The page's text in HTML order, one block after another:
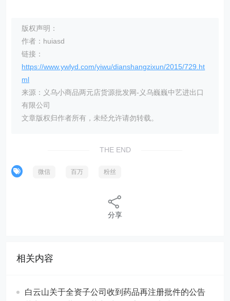
版权声明：
作者：huiasd
链接：
https://www.ywlyd.com/yiwu/dianshangzixun/2015/729.ht
ml
来源：义乌小商品两元店货源批发网-义乌巍巍中艺进出口
有限公司
文章版权归作者所有，未经允许请勿转载。
THE END
微信 百万 粉丝
分享
相关内容
白云山关于全资子公司收到药品再注册批件的公告